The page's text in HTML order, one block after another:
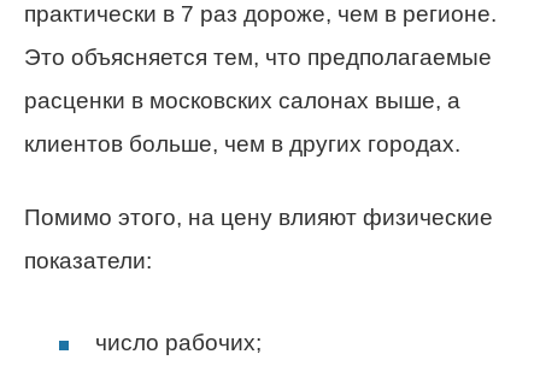
практически в 7 раз дороже, чем в регионе.
Это объясняется тем, что предполагаемые
расценки в московских салонах выше, а
клиентов больше, чем в других городах.
Помимо этого, на цену влияют физические
показатели:
число рабочих;